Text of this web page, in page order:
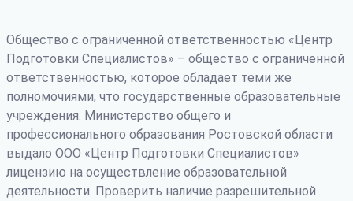
Общество с ограниченной ответственностью «Центр
Подготовки Специалистов» – общество с ограниченной
ответственностью, которое обладает теми же
полномочиями, что государственные образовательные
учреждения. Министерство общего и
профессионального образования Ростовской области
выдало ООО «Центр Подготовки Специалистов»
лицензию на осуществление образовательной
деятельности. Проверить наличие разрешительной